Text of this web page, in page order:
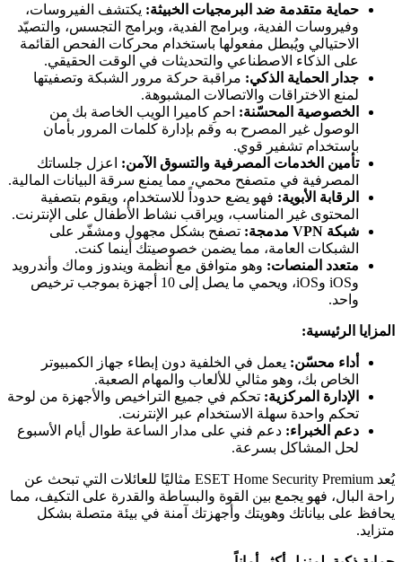
حماية متقدمة ضد البرمجيات الخبيثة: يكتشف الفيروسات،
وفيروسات الفدية، وبرامج الفدية، وبرامج التجسس، والتصيّد
الاحتيالي ويُبطل مفعولها باستخدام محركات الفحص القائمة
على الذكاء الاصطناعي والتحديثات في الوقت الحقيقي.
جدار الحماية الذكي: مراقبة حركة مرور الشبكة وتصفيتها
لمنع الاختراقات والاتصالات المشبوهة.
الخصوصية المحسّنة: احمِ كاميرا الويب الخاصة بك من
الوصول غير المصرح به وقم بإدارة كلمات المرور بأمان
باستخدام تشفير قوي.
تأمين الخدمات المصرفية والتسوق الآمن: اعزل جلساتك
المصرفية في متصفح محمي، مما يمنع سرقة البيانات المالية.
الرقابة الأبوية: فهو يضع حدوداً للاستخدام، ويقوم بتصفية
المحتوى غير المناسب، ويراقب نشاط الأطفال على الإنترنت.
شبكة VPN مدمجة:
تصفح بشكل مجهول ومشفّر على
الشبكات العامة، مما يضمن خصوصيتك أينما كنت.
متعدد المنصات: وهو متوافق مع أنظمة ويندوز وماك وأندرويد
وiOS وiOS، ويحمي ما يصل إلى 10 أجهزة بموجب ترخيص
واحد.
المزايا الرئيسية:
أداء محسّن: يعمل في الخلفية دون إبطاء جهاز الكمبيوتر
الخاص بك، وهو مثالي للألعاب والمهام الصعبة.
الإدارة المركزية: تحكم في جميع التراخيص والأجهزة من لوحة
تحكم واحدة سهلة الاستخدام عبر الإنترنت.
دعم الخبراء: دعم فني على مدار الساعة طوال أيام الأسبوع
لحل المشاكل بسرعة.
يُعد ESET Home Security Premium مثاليًا للعائلات التي تبحث عن
راحة البال، فهو يجمع بين القوة والبساطة والقدرة على التكيف، مما
يحافظ على بياناتك وهويتك وأجهزتك آمنة في بيئة متصلة بشكل
متزايد.